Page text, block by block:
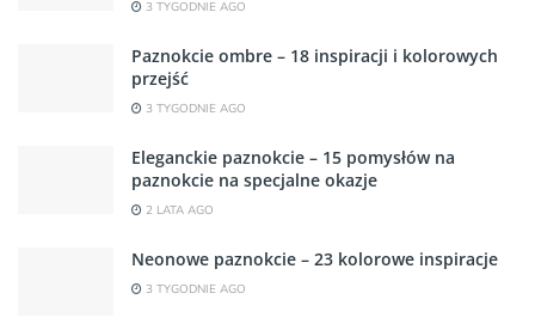
3 TYGODNIE AGO
Paznokcie ombre – 18 inspiracji i kolorowych
przejść
3 TYGODNIE AGO
Eleganckie paznokcie – 15 pomysłów na
paznokcie na specjalne okazje
2 LATA AGO
Neonowe paznokcie – 23 kolorowe inspiracje
3 TYGODNIE AGO